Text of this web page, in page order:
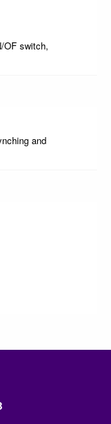
OF switch,
and